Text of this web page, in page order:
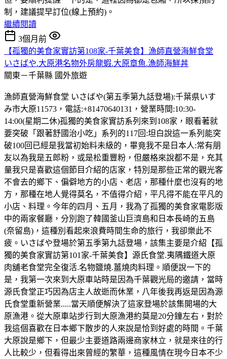
制，建議提早訂位(線上預約)。
繼續閱讀
3個月前
【孤獨的美食家實訪第108家-千葉美食】漁師直營海鮮食堂
いさばや.大原港名物外房龍蝦.大原章魚.漁師海鮮丼
關東－千葉縣 國外旅遊
漁師直營海鮮食堂 いさばや(第五季第九話登場):千葉県いす
み市大原11573，電話:+81470640131，營業時間:10:30-
14:00(星期二休)孤獨的美食家實訪系列來到108家，眼看著就
要突破「跟著舒國治小吃」系列的117回:坦白說這一系列能突
破100回已經是我當初始料未級的，畢竟我不是日本人:常有朋
友以為我是五郎粉，或是松重豐粉，但嚴格來說都不是，充其
量我只是喜歡這個節目介紹的店家，特別是那些正常的觀光客
不會去的鄉下、偏僻地方的小店、老店，那種什麼也沒有的地
方，那種在地人覺得莫名，不值得介紹，平凡得不能在平凡的
小店、料理。今年的四月、五月，我為了孤獨的美食家電影版
中的兩家餐廳，分別跑了韓國釜山巨濟島和日本長崎的五島
(奈留島)，這種別看起來浪費時間生命的旅行，我卻樂此不
疲。いさばや登場於第五季第九話登場，該集主要是介紹【孤
獨的美食家實訪第101家-千葉美食】源氏食堂.夷隅鐵道大原
肉舖老食堂完全復活.名物鹽燒.薑燒肉料理。順便說一下的
是，我第一次來到大原車站時是因為千葉觀光局的邀請，當時
源氏食堂正巧因為店主人故逝而休業，八年後我再返是因為源
氏食堂重新營業.....當天順便解決了這家登場於該集開場的大
原漁港。從大原車站步行到大原漁港約莫是20分鐘左右，對於
我這個喜歡在日本鄉下散步的人來說是恰到好處的時間。千葉
大原說是鄉下，但最少主要道路兩邊商家林立，就是來往的行
人比較少，但看得出來曾經的繁華，這種風情在現今日本不少